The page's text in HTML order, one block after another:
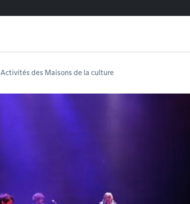
Activités des Maisons de la culture